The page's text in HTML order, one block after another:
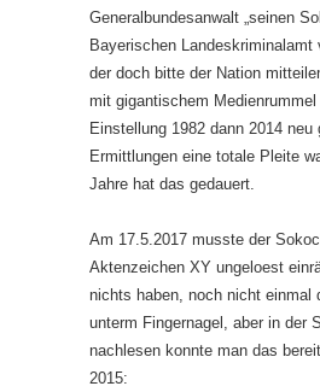
Generalbundesanwalt „seinen
Bayerischen
der doch bitte der Nation
mit gigantischem
Einstellung 1982 dann 2014 neu
Ermittlungen eine totale Pleite
Jahre hat das gedauert.
Am 17.5.2017 musste der
Aktenzeichen XY ungeloest
nichts haben, noch nicht einmal
unterm Fingernagel, aber in der
nachlesen konnte man das
2015: